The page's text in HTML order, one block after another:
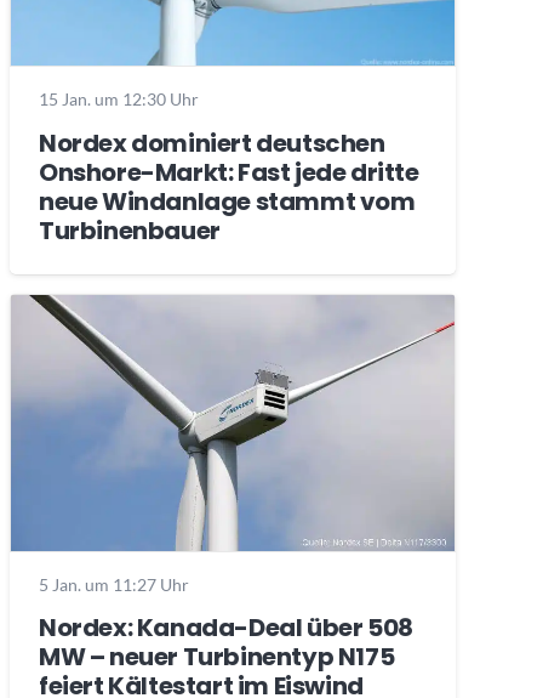
15 Jan. um 12:30 Uhr
Nordex dominiert deutschen
Onshore-Markt: Fast jede dritte
neue Windanlage stammt vom
Turbinenbauer
5 Jan. um 11:27 Uhr
Nordex: Kanada-Deal über 508
MW – neuer Turbinentyp N175
feiert Kältestart im Eiswind